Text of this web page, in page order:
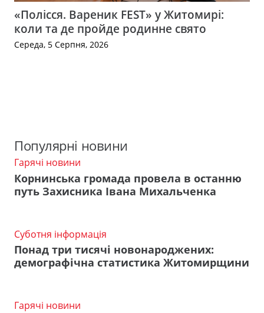
«Полісся. Вареник FEST» у Житомирі:
коли та де пройде родинне свято
Середа, 5 Серпня, 2026
Популярні новини
Гарячі новини
Корнинська громада провела в останню
путь Захисника Івана Михальченка
Суботня інформація
Понад три тисячі новонароджених:
демографічна статистика Житомирщини
Гарячі новини